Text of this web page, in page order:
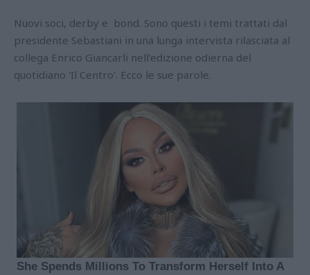
Nuovi soci, derby e bond. Sono questi i temi trattati dal
presidente Sebastiani in una lunga intervista rilasciata al
collega Enrico Giancarli nell'edizione odierna del
quotidiano 'Il Centro'. Ecco le sue parole.